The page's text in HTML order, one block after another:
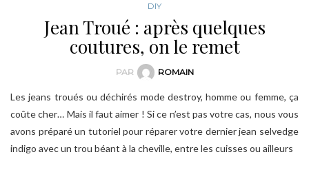
DIY
Jean Troué : après quelques
coutures, on le remet
PAR ROMAIN
Les jeans troués ou déchirés mode destroy, homme ou femme, ça
coûte cher… Mais il faut aimer ! Si ce n’est pas votre cas, nous vous
avons préparé un tutoriel pour réparer votre dernier jean selvedge
indigo avec un trou béant à la cheville, entre les cuisses ou ailleurs